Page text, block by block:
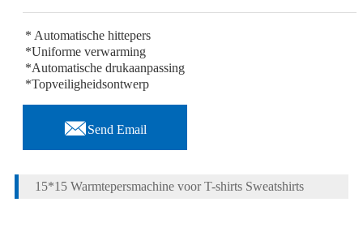
* Automatische hittepers
*Uniforme verwarming
*Automatische drukaanpassing
*Topveiligheidsontwerp
Send Email
15*15 Warmtepersmachine voor T-shirts Sweatshirts